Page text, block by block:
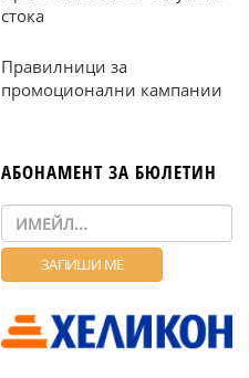
стока
Правилници за
промоционални кампании
АБОНАМЕНТ ЗА БЮЛЕТИН